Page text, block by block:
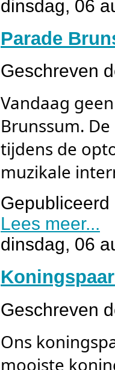
dinsdag, 06
Parade
Geschreven
Vandaag
Brunssum.
tijdens de
muzikale
Gepubliceerd
Lees meer...
dinsdag, 06
Geschreven
Ons
mooiste